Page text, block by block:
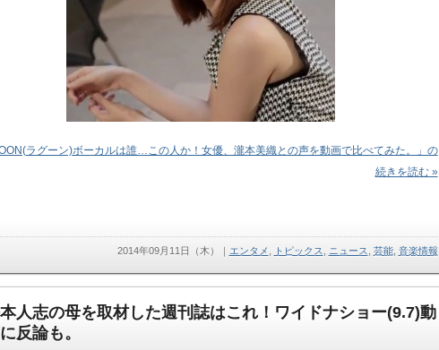
ラグーン)ボーカルは誰…この人か！女優、瀧本美織との声を動画で比べてみた。」の
続きを読む »
2014年09月11日（木） ｜ エンタメ トピックス ニュース 芸能, 音楽情報
人志の母を取材した週刊誌はこれ！ワイドナショー(9.7)動
反論も。